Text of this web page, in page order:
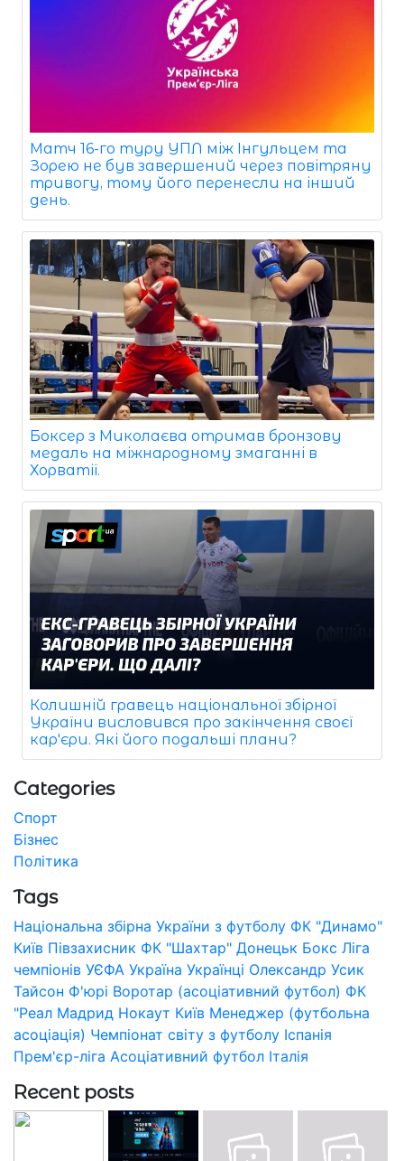
Матч 16-го туру УПЛ між Інгульцем та
Зорею не був завершений через повітряну
тривогу, тому його перенесли на інший
день.
Боксер з Миколаєва отримав бронзову
медаль на міжнародному змаганні в
Хорватії.
Колишній гравець національної збірної
України висловився про закінчення своєї
кар'єри. Які його подальші плани?
Categories
Спорт
Бізнес
Політика
Tags
Національна збірна України з футболу ФК "Динамо"
Київ Півзахисник ФК "Шахтар" Донецьк Бокс Ліга
чемпіонів УЄФА Україна Українці Олександр Усик
Тайсон Ф'юрі Воротар (асоціативний футбол) ФК
"Реал Мадрид Нокаут Київ Менеджер (футбольна
асоціація) Чемпіонат світу з футболу Іспанія
Прем'єр-ліга Асоціативний футбол Італія
Recent posts